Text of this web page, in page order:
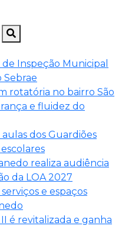
Inspeção Municipal
Sebrae
rotatória no bairro São
e fluidez do
dos Guardiões
realiza audiência
da LOA 2027
e espaços
é revitalizada e ganha